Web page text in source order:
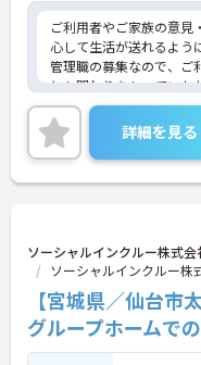
ご利用者やご家族の意見
心して生活が送れるよう
管理職の募集なので、ご
とも関わりをもっていた
滑にコミュニケーション
す。
ご興味のある方には、面
に詳細をお話しいたしま
さい！
詳細を見る
ソーシャルインクルー株式
ソーシャルインクルー株
【宮城県／仙台
グループホームで